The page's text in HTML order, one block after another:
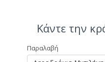
Κάντε την
Παραλαβή